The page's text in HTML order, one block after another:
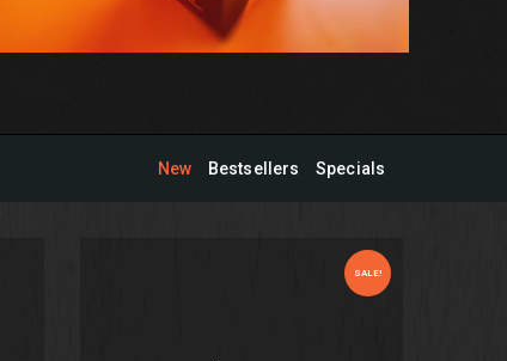
New Bestsellers Specials
SALE!